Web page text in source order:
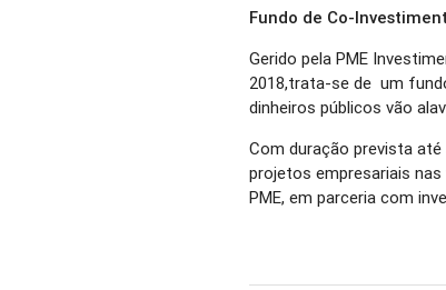
Fundo de Co-
Gerido pela PME
2018,trata-se de um
dinheiros públicos vão
Com duração prevista
projetos empresariais
PME, em parceria com